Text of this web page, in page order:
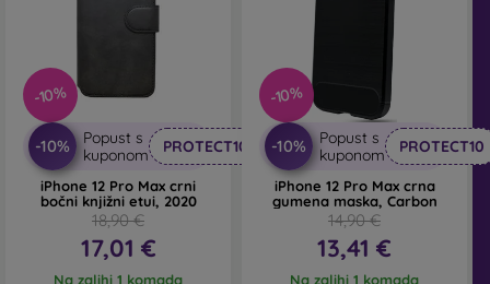
-10%
-10%
Popust s
kuponom
PROTECT10
iPhone 12 Pro Max crni
bočni knjižni etui, 2020
18,90 €
17,01 €
Na zalihi 1 komada
-10%
-10%
Popust s
kuponom
PROTECT10
iPhone 12 Pro Max crna
gumena maska, Carbon
14,90 €
13,41 €
Na zalihi 1 komada